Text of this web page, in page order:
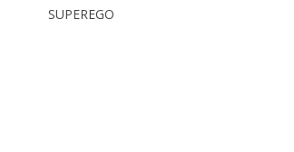
SUPEREGO